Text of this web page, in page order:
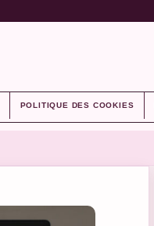
POLITIQUE DES COOKIES